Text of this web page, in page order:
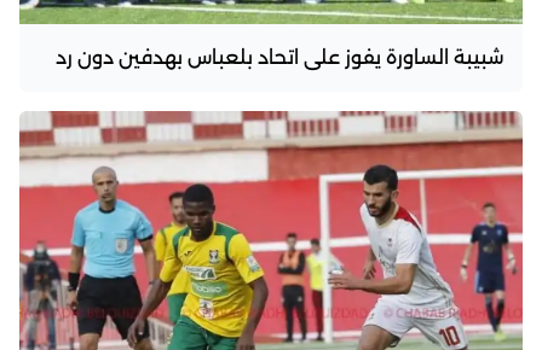
شبيبة الساورة يفوز على اتحاد بلعباس بهدفين دون رد